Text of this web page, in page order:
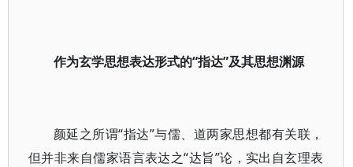
作为玄学思想表达形式的“指达”及其思想渊源
颜延之所谓“指达”与儒、道两家思想都有关联，
但并非来自儒家语言表达之“达旨”论，实出自玄理表